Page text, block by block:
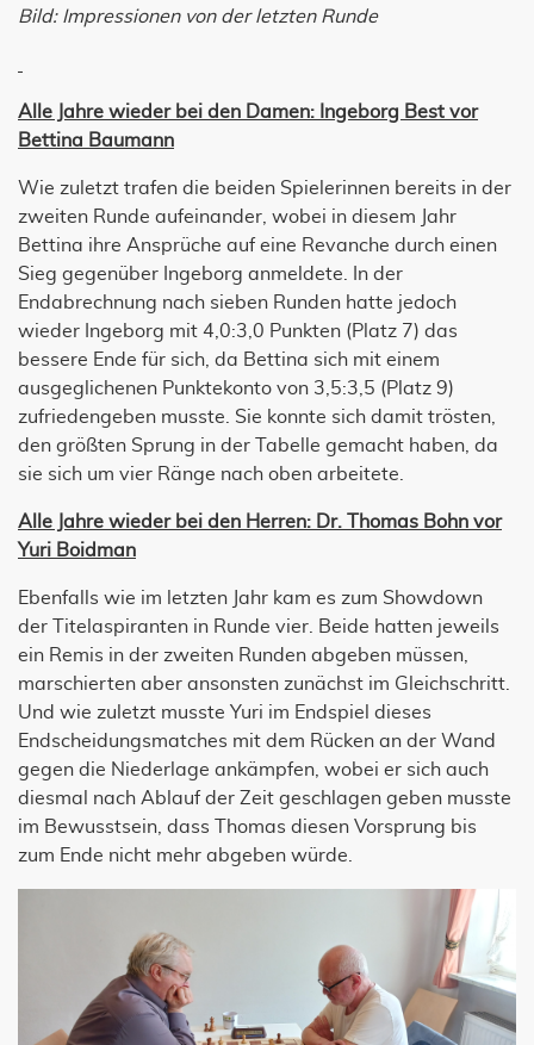
Bild: Impressionen von der letzten Runde
Alle Jahre wieder bei den Damen: Ingeborg Best vor
Bettina Baumann
Wie zuletzt trafen die beiden Spielerinnen bereits in der
zweiten Runde aufeinander, wobei in diesem Jahr
Bettina ihre Ansprüche auf eine Revanche durch einen
Sieg gegenüber Ingeborg anmeldete. In der
Endabrechnung nach sieben Runden hatte jedoch
wieder Ingeborg mit 4,0:3,0 Punkten (Platz 7) das
bessere Ende für sich, da Bettina sich mit einem
ausgeglichenen Punktekonto von 3,5:3,5 (Platz 9)
zufriedengeben musste. Sie konnte sich damit trösten,
den größten Sprung in der Tabelle gemacht haben, da
sie sich um vier Ränge nach oben arbeitete.
Alle Jahre wieder bei den Herren: Dr. Thomas Bohn vor
Yuri Boidman
Ebenfalls wie im letzten Jahr kam es zum Showdown
der Titelaspiranten in Runde vier. Beide hatten jeweils
ein Remis in der zweiten Runden abgeben müssen,
marschierten aber ansonsten zunächst im Gleichschritt.
Und wie zuletzt musste Yuri im Endspiel dieses
Endscheidungsmatches mit dem Rücken an der Wand
gegen die Niederlage ankämpfen, wobei er sich auch
diesmal nach Ablauf der Zeit geschlagen geben musste
im Bewusstsein, dass Thomas diesen Vorsprung bis
zum Ende nicht mehr abgeben würde.